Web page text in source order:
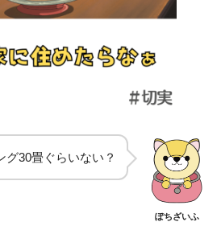
グ30畳ぐらいない？
ぽちざいふ